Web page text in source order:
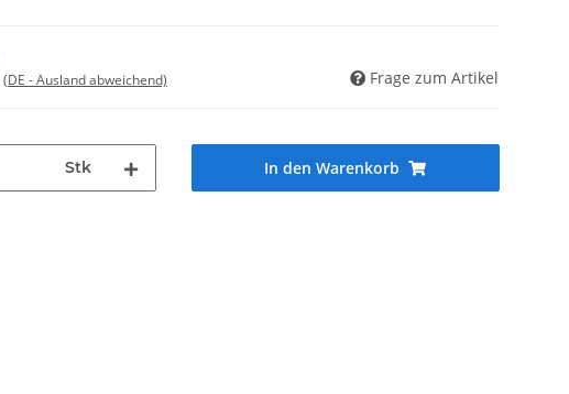
(DE - Ausland abweichend) Frage zum Artikel
Stk In den Warenkorb